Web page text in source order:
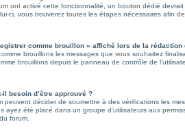
ont activé cette fonctionnalité, un bouton dédié
ci, vous trouverez toutes les étapes nécessaires afin
comme brouillon » affiché lors de la rédaction
brouillons les messages que vous souhaitez
brouillons depuis le panneau de contrôle de
besoin d’être approuvé ?
peuvent décider de soumettre à des vérifications les
ayez été placé dans un groupe d’utilisateurs aux
forum.